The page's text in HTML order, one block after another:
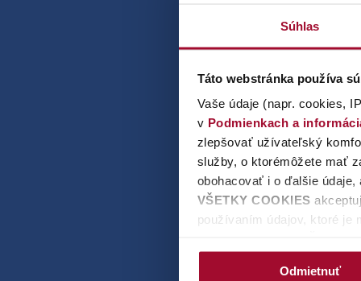
Súhlas
Táto webstránka používa
Vaše údaje (napr. cookies,
v Podmienkach a
zlepšovať užívateľský
služby, o ktorémôžete mať
obohacovať i o ďalšie
VŠETKY COOKIES
používaním údajov, ktoré je
udeliť/neudeliť súhlas pre
Odmietnuť
➡️
2.
➡️ DOM:
Ak
➡️BYT:
Ak
3.